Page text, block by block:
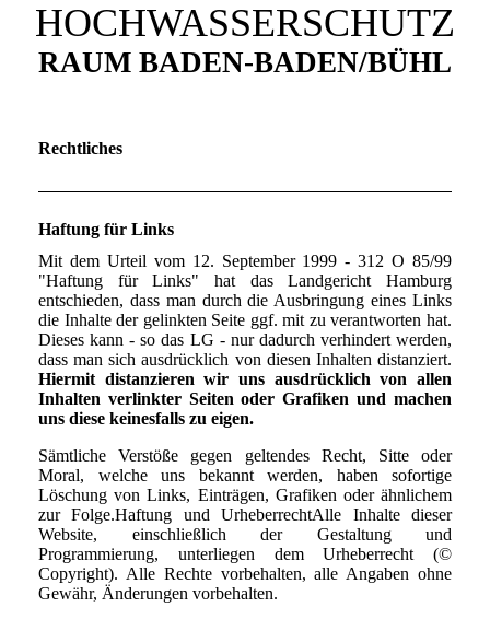
HOCHWASSERSCHUTZ
RAUM BADEN-BADEN/BÜHL
Rechtliches
Haftung für Links
Mit dem Urteil vom 12. September 1999 - 312 O 85/99
"Haftung für Links" hat das Landgericht Hamburg
entschieden, dass man durch die Ausbringung eines Links
die Inhalte der gelinkten Seite ggf. mit zu verantworten hat.
Dieses kann - so das LG - nur dadurch verhindert werden,
dass man sich ausdrücklich von diesen Inhalten distanziert.
Hiermit distanzieren wir uns ausdrücklich von allen
Inhalten verlinkter Seiten oder Grafiken und machen
uns diese keinesfalls zu eigen.
Sämtliche Verstöße gegen geltendes Recht, Sitte oder
Moral, welche uns bekannt werden, haben sofortige
Löschung von Links, Einträgen, Grafiken oder ähnlichem
zur Folge.Haftung und UrheberrechtAlle Inhalte dieser
Website, einschließlich der Gestaltung und
Programmierung, unterliegen dem Urheberrecht (©
Copyright). Alle Rechte vorbehalten, alle Angaben ohne
Gewähr, Änderungen vorbehalten.